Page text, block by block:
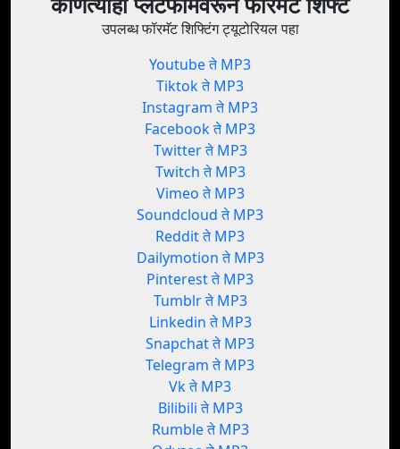
उपलब्ध फॉरमॅट शिफ्टिंग ट्यूटोरियल पहा
Youtube ते MP3
Tiktok ते MP3
Instagram ते MP3
Facebook ते MP3
Twitter ते MP3
Twitch ते MP3
Vimeo ते MP3
Soundcloud ते MP3
Reddit ते MP3
Dailymotion ते MP3
Pinterest ते MP3
Tumblr ते MP3
Linkedin ते MP3
Snapchat ते MP3
Telegram ते MP3
Vk ते MP3
Bilibili ते MP3
Rumble ते MP3